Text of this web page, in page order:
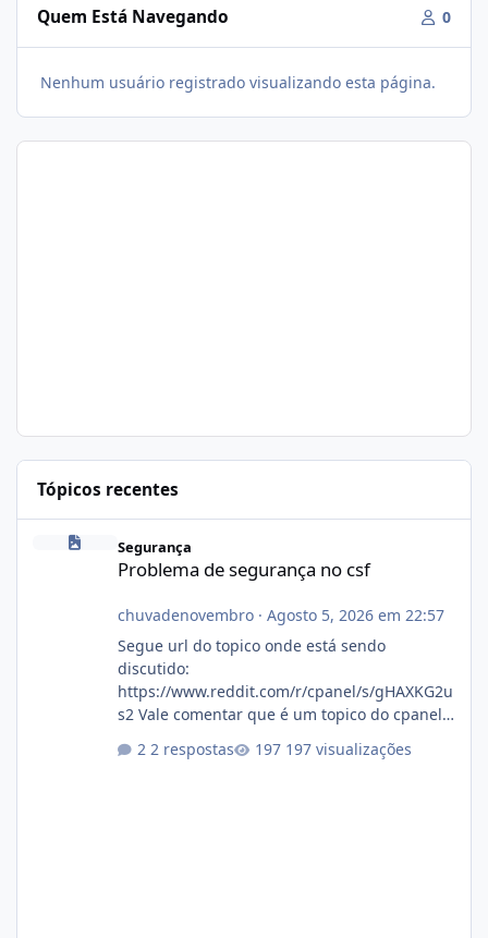
Quem Está Navegando 0
Nenhum usuário registrado visualizando esta página.
Tópicos recentes
Problema de segurança no csf
Segurança
Problema de segurança no csf
chuvadenovembro· Agosto 5, 2026 em 22:57
Segue url do topico onde está sendo
discutido:
https://www.reddit.com/r/cpanel/s/gHAXKG2u
s2 Vale comentar que é um topico do cpanel...
2 respostas 197 visualizações